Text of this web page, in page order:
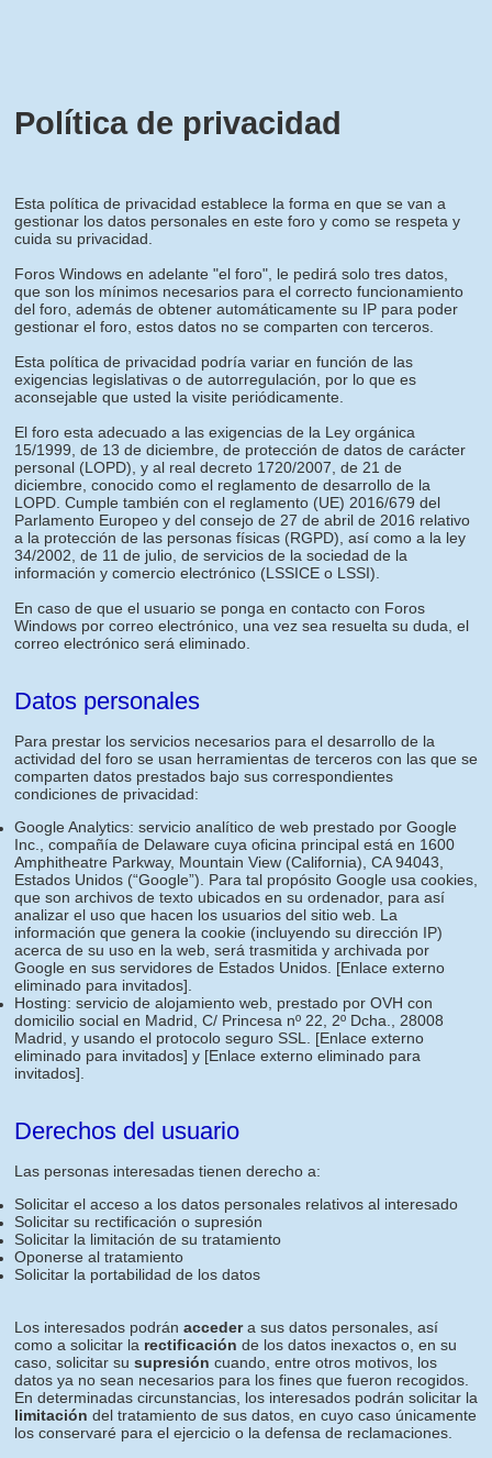
Política de privacidad
Esta política de privacidad establece la forma en que se van a
gestionar los datos personales en este foro y como se respeta y
cuida su privacidad.
Foros Windows en adelante "el foro", le pedirá solo tres datos,
que son los mínimos necesarios para el correcto funcionamiento
del foro, además de obtener automáticamente su IP para poder
gestionar el foro, estos datos no se comparten con terceros.
Esta política de privacidad podría variar en función de las
exigencias legislativas o de autorregulación, por lo que es
aconsejable que usted la visite periódicamente.
El foro esta adecuado a las exigencias de la Ley orgánica
15/1999, de 13 de diciembre, de protección de datos de carácter
personal (LOPD), y al real decreto 1720/2007, de 21 de
diciembre, conocido como el reglamento de desarrollo de la
LOPD. Cumple también con el reglamento (UE) 2016/679 del
Parlamento Europeo y del consejo de 27 de abril de 2016 relativo
a la protección de las personas físicas (RGPD), así como a la ley
34/2002, de 11 de julio, de servicios de la sociedad de la
información y comercio electrónico (LSSICE o LSSI).
En caso de que el usuario se ponga en contacto con Foros
Windows por correo electrónico, una vez sea resuelta su duda, el
correo electrónico será eliminado.
Datos personales
Para prestar los servicios necesarios para el desarrollo de la
actividad del foro se usan herramientas de terceros con las que se
comparten datos prestados bajo sus correspondientes
condiciones de privacidad:
Google Analytics: servicio analítico de web prestado por Google
Inc., compañía de Delaware cuya oficina principal está en 1600
Amphitheatre Parkway, Mountain View (California), CA 94043,
Estados Unidos (“Google”). Para tal propósito Google usa cookies,
que son archivos de texto ubicados en su ordenador, para así
analizar el uso que hacen los usuarios del sitio web. La
información que genera la cookie (incluyendo su dirección IP)
acerca de su uso en la web, será trasmitida y archivada por
Google en sus servidores de Estados Unidos. [Enlace externo
eliminado para invitados]
Hosting: servicio de alojamiento web, prestado por OVH con
domicilio social en Madrid, C/ Princesa nº 22, 2º Dcha., 28008
Madrid, y usando el protocolo seguro SSL. [Enlace externo
eliminado para invitados] y [Enlace externo eliminado para
invitados]
Derechos del usuario
Las personas interesadas tienen derecho a:
Solicitar el acceso a los datos personales relativos al interesado
Solicitar su rectificación o supresión
Solicitar la limitación de su tratamiento
Oponerse al tratamiento
Solicitar la portabilidad de los datos
Los interesados podrán accedera sus datos personales, así
como a solicitar la rectificación de los datos inexactos o, en su
caso, solicitar su supresión cuando, entre otros motivos, los
datos ya no sean necesarios para los fines que fueron recogidos.
En determinadas circunstancias, los interesados podrán solicitar la
limitación del tratamiento de sus datos, en cuyo caso únicamente
los conservaré para el ejercicio o la defensa de reclamaciones.